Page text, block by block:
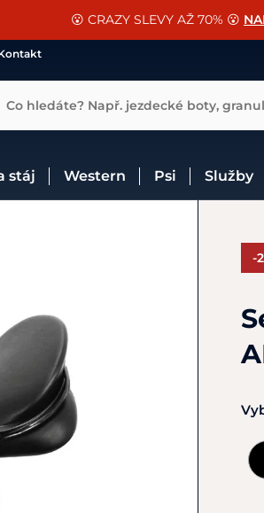
SLEVA 13% na vše od Cassini!
😮 CRAZY SLEVY AŽ 70% 😮
📐Pasování a doplňky k vybraným sedlům
Co hledáte? Např. jezdecké boty,
stáj Western Psi Služby
-